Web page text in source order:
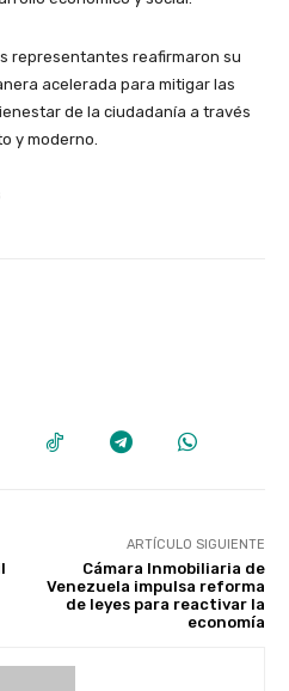
representantes reafirmaron su
acelerada para mitigar las
de la ciudadanía a través
y moderno.
ARTÍCULO SIGUIENTE
Cámara Inmobiliaria de
Venezuela impulsa reforma
de leyes para reactivar la
economía